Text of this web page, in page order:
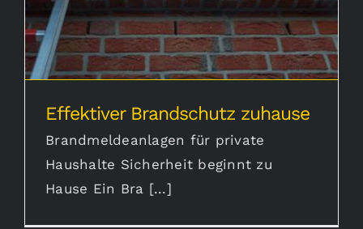
Effektiver Brandschutz zuhause
Brandmeldeanlagen für private
Haushalte Sicherheit beginnt zu
Hause Ein Bra [...]